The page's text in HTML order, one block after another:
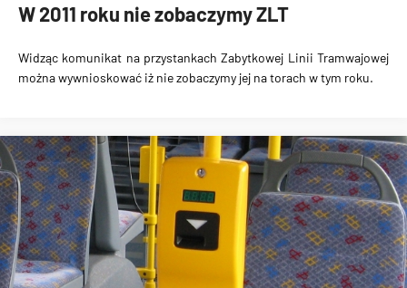
W 2011 roku nie zobaczymy ZLT
Widząc komunikat na przystankach Zabytkowej Linii Tramwajowej
można wywnioskować iż nie zobaczymy jej na torach w tym roku.